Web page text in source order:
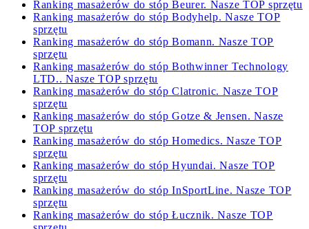
Ranking masażerów do stóp Beurer. Nasze TOP sprzętu
Ranking masażerów do stóp Bodyhelp. Nasze TOP
sprzętu
Ranking masażerów do stóp Bomann. Nasze TOP
sprzętu
Ranking masażerów do stóp Bothwinner Technology
LTD.. Nasze TOP sprzętu
Ranking masażerów do stóp Clatronic. Nasze TOP
sprzętu
Ranking masażerów do stóp Gotze & Jensen. Nasze
TOP sprzętu
Ranking masażerów do stóp Homedics. Nasze TOP
sprzętu
Ranking masażerów do stóp Hyundai. Nasze TOP
sprzętu
Ranking masażerów do stóp InSportLine. Nasze TOP
sprzętu
Ranking masażerów do stóp Łucznik. Nasze TOP